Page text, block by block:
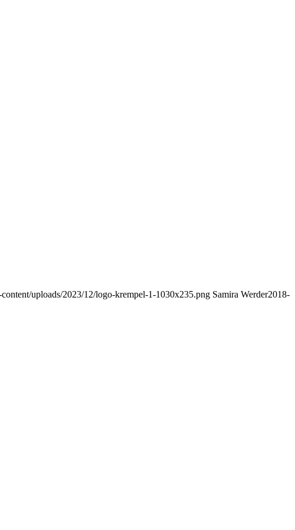
uploads/2023/12/logo-krempel-1-1030x235.png Samira Werder2018-